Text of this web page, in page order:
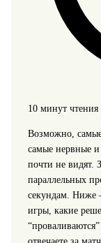
10 минут чтения
Возможно,
самые нервные
почти не видят.
параллельных
секундам. Ниже
игры, какие
отвечаете за